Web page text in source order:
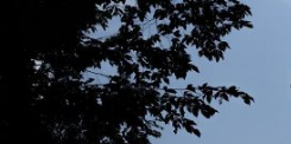
wechseln
sekundären
Inhalt
wechselnSteffen Hilger
Kletterer – Routenbauer – Trainer